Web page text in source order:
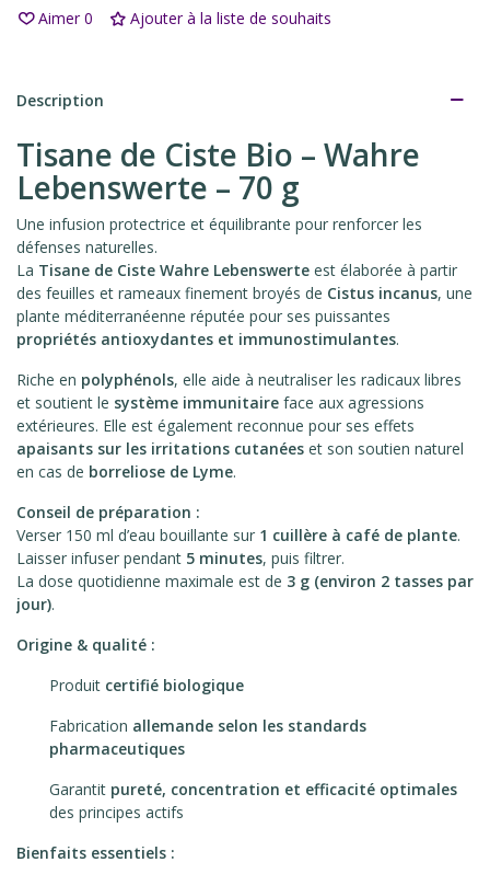
Aimer 0 Ajouter à la liste de souhaits
Description
Tisane de Ciste Bio – Wahre
Lebenswerte – 70 g
Une infusion protectrice et équilibrante pour renforcer les
défenses naturelles.
La Tisane de Ciste Wahre Lebenswerte est élaborée à partir
des feuilles et rameaux finement broyés de Cistus incanus, une
plante méditerranéenne réputée pour ses puissantes
propriétés antioxydantes et immunostimulantes.
Riche en polyphénols, elle aide à neutraliser les radicaux libres
et soutient le système immunitaire face aux agressions
extérieures. Elle est également reconnue pour ses effets
apaisants sur les irritations cutanées et son soutien naturel
en cas de borreliose de Lyme.
Conseil de préparation :
Verser 150 ml d’eau bouillante sur 1 cuillère à café de plante.
Laisser infuser pendant 5 minutes, puis filtrer.
La dose quotidienne maximale est de 3 g (environ 2 tasses par
jour).
Origine & qualité :
Produit certifié biologique
Fabrication allemande selon les standards
pharmaceutiques
Garantit pureté, concentration et efficacité optimales
des principes actifs
Bienfaits essentiels :